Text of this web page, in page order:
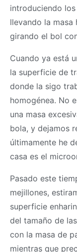
introduciendo
llevando la masa
girando el bol
Cuando ya está
la superficie de
donde la sigo
homogénea. No
una masa
bola, y dejamos
últimamente he
casa es el
Pasado este
mejillones,
superficie
del tamaño de
con la masa de
mientras que